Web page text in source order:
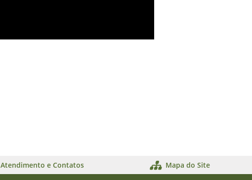
Atendimento e Contatos Mapa do Site